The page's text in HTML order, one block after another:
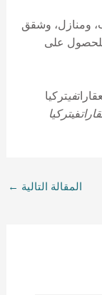
ومنازل، وشقق
للحصول على
فيتركيا
فيتركيا
المقالة التالية ←